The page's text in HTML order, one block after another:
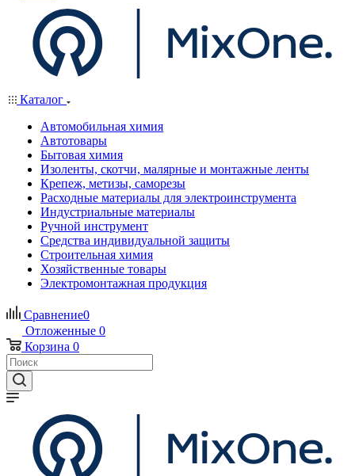
Каталог
Автомобильная химия
Автотовары
Бытовая химия
Изоленты, скотчи, малярные и монтажные ленты
Крепеж, метизы, саморезы
Расходные материалы для электроинструмента
Индустриальные материалы
Ручной инструмент
Средства индивидуальной защиты
Строительная химия
Хозяйственные товары
Электромонтажная продукция
Сравнение0
Отложенные 0
Корзина 0